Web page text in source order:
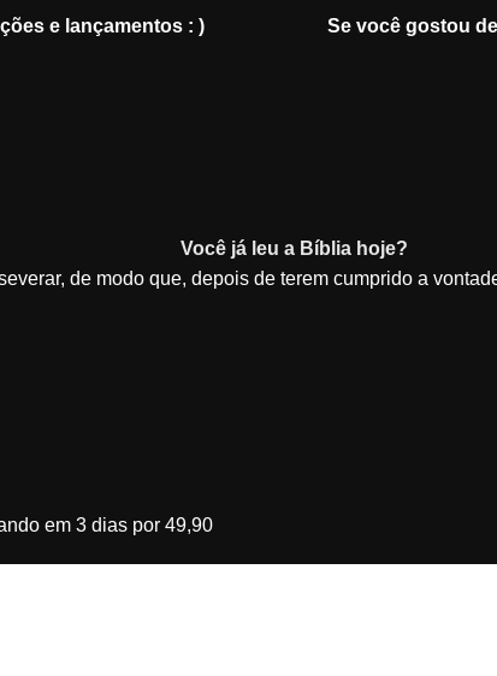
e lançamentos : )
Se você gostou
Você já leu a Bíblia hoje?
de modo que, depois de terem cumprido a
em 3 dias por 49,90